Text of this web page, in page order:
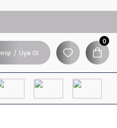
/ Üye Ol
0